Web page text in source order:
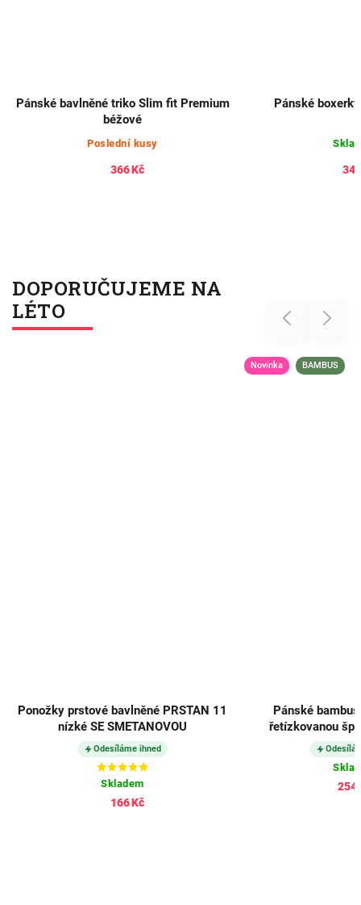
Pánské bavlněné triko Slim fit Premium
béžové
Poslední kusy
366 Kč
Pánské
DOPORUČUJEME NA
LÉTO
Previous
Ponožky prstové bavlněné PRSTAN 11
nízké SE SMETANOVOU
Odesíláme ihned
Skladem
166 Kč
Novinka BAMBUS
Pánské
řetízkovanou
254
Next